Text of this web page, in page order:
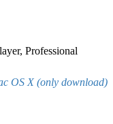
, Professional
OS X (only download)